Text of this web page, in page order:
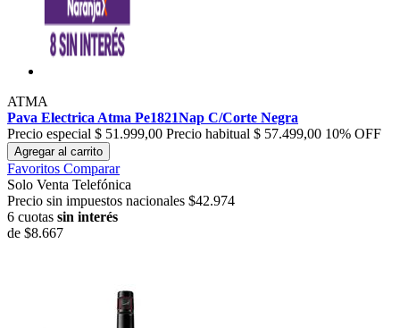
ATMA
Pava Electrica Atma Pe1821Nap C/Corte Negra
Precio especial $ 51.999,00 Precio habitual $ 57.499,00 10% OFF
Agregar al carrito
Favoritos Comparar
Solo Venta Telefónica
Precio sin impuestos nacionales $42.974
6 cuotas sin interés
de $8.667